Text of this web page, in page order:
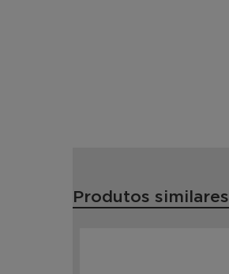
Produtos similares